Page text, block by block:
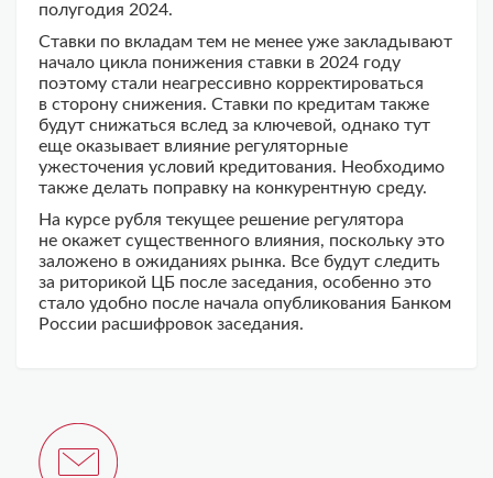
полугодия 2024.
Ставки по вкладам тем не менее уже закладывают
начало цикла понижения ставки в 2024 году
поэтому стали неагрессивно корректироваться
в сторону снижения. Ставки по кредитам также
будут снижаться вслед за ключевой, однако тут
еще оказывает влияние регуляторные
ужесточения условий кредитования. Необходимо
также делать поправку на конкурентную среду.
На курсе рубля текущее решение регулятора
не окажет существенного влияния, поскольку это
заложено в ожиданиях рынка. Все будут следить
за риторикой ЦБ после заседания, особенно это
стало удобно после начала опубликования Банком
России расшифровок заседания.